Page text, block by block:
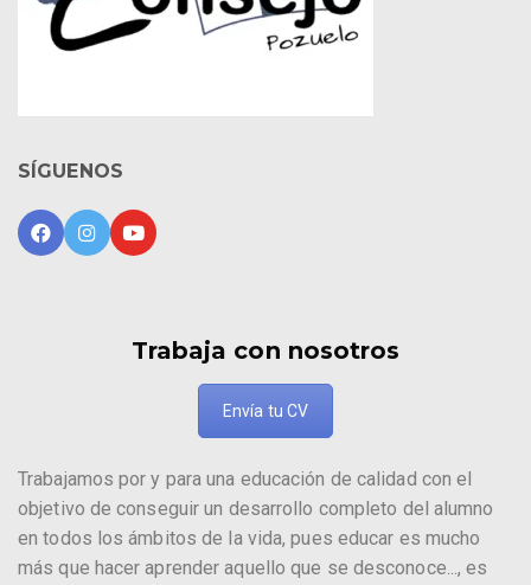
SÍGUENOS
Trabaja con nosotros
Envía tu CV
Trabajamos por y para una educación de calidad con el
objetivo de conseguir un desarrollo completo del alumno
en todos los ámbitos de la vida, pues educar es mucho
más que hacer aprender aquello que se desconoce..., es